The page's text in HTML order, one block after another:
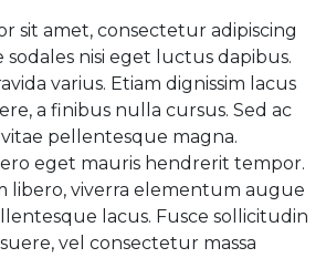
sit amet, consectetur adipiscing
nisi eget luctus dapibus.
varius. Etiam dignissim lacus
a finibus nulla cursus. Sed ac
pellentesque magna.
eget mauris hendrerit tempor.
libero, viverra elementum augue
lacus. Fusce sollicitudin
vel consectetur massa